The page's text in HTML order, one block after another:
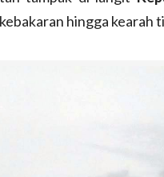
hingga kearah